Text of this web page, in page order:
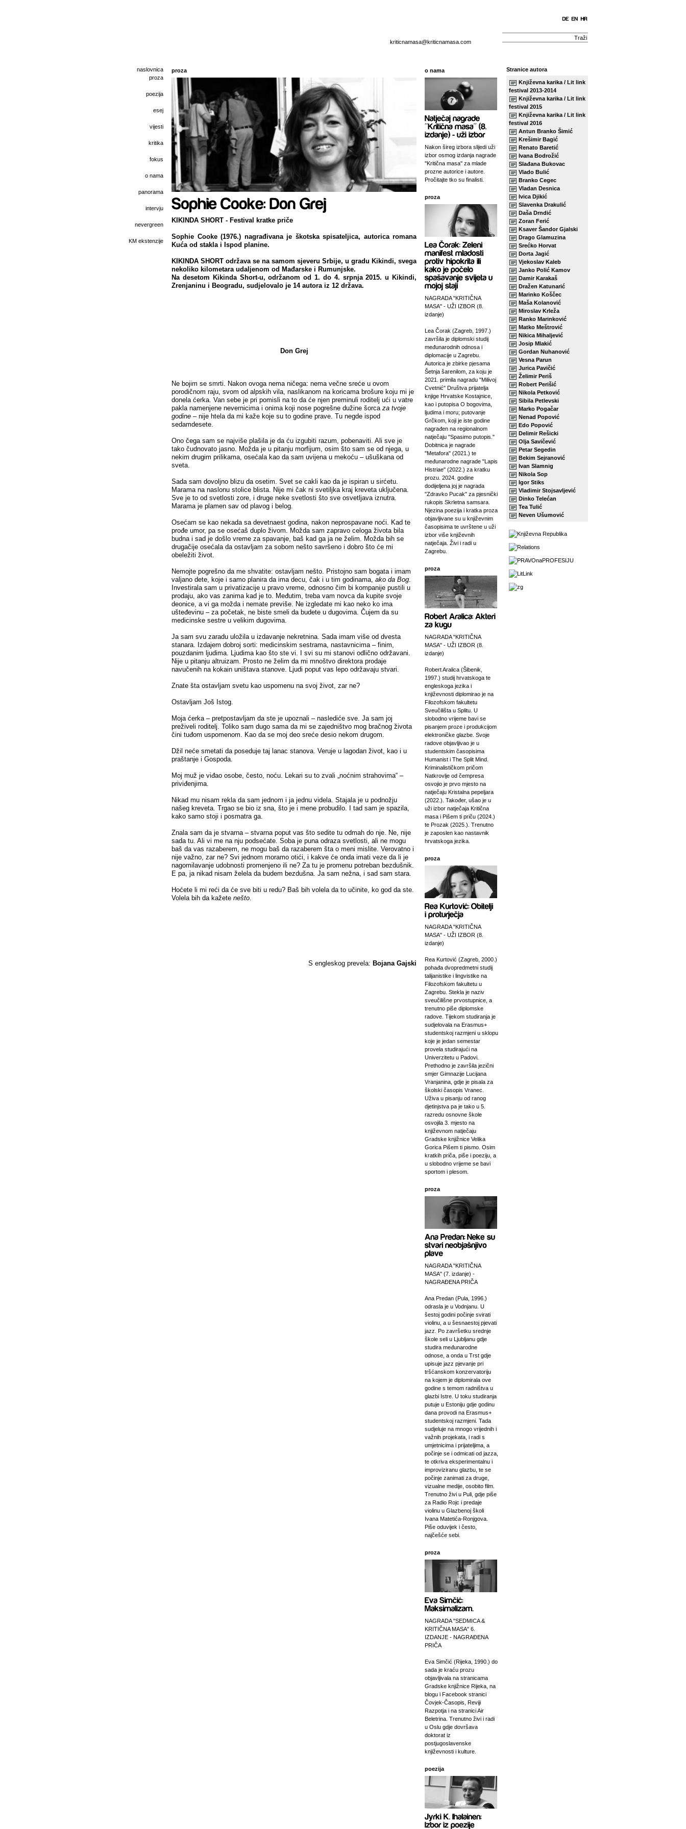
kriticnamasa@kriticnamasa.com
naslovnica
proza
poezija
esej
vijesti
kritika
fokus
o nama
panorama
intervju
nevergreen
KM ekstenzije
proza
KIKINDA SHORT - Festival kratke priče
Sophie Cooke (1976.) nagrađivana je škotska spisateljica, autorica romana
Kuća od stakla i Ispod planine.
KIKINDA SHORT održava se na samom sjeveru Srbije, u gradu Kikindi, svega
nekoliko kilometara udaljenom od Mađarske i Rumunjske.
Na desetom Kikinda Short-u, održanom od 1. do 4. srpnja 2015. u Kikindi,
Zrenjaninu i Beogradu, sudjelovalo je 14 autora iz 12 država.
Don Grej
Ne bojim se smrti. Nakon ovoga nema ničega: nema večne sreće u ovom
porodičnom raju, svom od alpskih vila, naslikanom na koricama brošure koju mi je
donela ćerka. Van sebe je pri pomisli na to da će njen preminuli roditelj ući u vatre
pakla namenjene nevernicima i onima koji nose pogrešne dužine šorca za tvoje
godine – nije htela da mi kaže koje su to godine prave. Tu negde ispod
sedamdesete.
Ono čega sam se najviše plašila je da ću izgubiti razum, pobenaviti. Ali sve je
tako čudnovato jasno. Možda je u pitanju morfijum, osim što sam se od njega, u
nekim drugim prilikama, osećala kao da sam uvijena u mekoću – ušuškana od
sveta.
Sada sam dovoljno blizu da osetim. Svet se cakli kao da je ispiran u sirćetu.
Marama na naslonu stolice blista. Nije mi čak ni svetiljka kraj kreveta uključena.
Sve je to od svetlosti zore, i druge neke svetlosti što sve osvetljava iznutra.
Marama je plamen sav od plavog i belog.
Osećam se kao nekada sa devetnaest godina, nakon neprospavane noći. Kad te
prođe umor, pa se osećaš duplo živom. Možda sam zapravo celoga života bila
budna i sad je došlo vreme za spavanje, baš kad ga ja ne želim. Možda bih se
drugačije osećala da ostavljam za sobom nešto savršeno i dobro što će mi
obeležiti život.
Nemojte pogrešno da me shvatite: ostavljam nešto. Pristojno sam bogata i imam
valjano dete, koje i samo planira da ima decu, čak i u tim godinama, ako da Bog.
Investirala sam u privatizacije u pravo vreme, odnosno čim bi kompanije pustili u
prodaju, ako vas zanima kad je to. Međutim, treba vam novca da kupite svoje
deonice, a vi ga možda i nemate previše. Ne izgledate mi kao neko ko ima
ušteđevinu – za početak, ne biste smeli da budete u dugovima. Čujem da su
medicinske sestre u velikim dugovima.
Ja sam svu zaradu uložila u izdavanje nekretnina. Sada imam više od dvesta
stanara. Izdajem dobroj sorti: medicinskim sestrama, nastavnicima – finim,
pouzdanim ljudima. Ljudima kao što ste vi. I svi su mi stanovi odlično održavani.
Nije u pitanju altruizam. Prosto ne želim da mi mnoštvo direktora prodaje
navučenih na kokain uništava stanove. Ljudi poput vas lepo održavaju stvari.
Znate šta ostavljam svetu kao uspomenu na svoj život, zar ne?
Ostavljam Još Istog.
Moja ćerka – pretpostavljam da ste je upoznali – naslediće sve. Ja sam joj
preživeli roditelj. Toliko sam dugo sama da mi se zajedništvo mog bračnog života
čini tuđom uspomenom. Kao da se moj deo sreće desio nekom drugom.
Džil neće smetati da poseduje taj lanac stanova. Veruje u lagodan život, kao i u
praštanje i Gospoda.
Moj muž je viđao osobe, često, noću. Lekari su to zvali „noćnim strahovima“ –
priviđenjima.
Nikad mu nisam rekla da sam jednom i ja jednu videla. Stajala je u podnožju
našeg kreveta. Trgao se bio iz sna, što je i mene probudilo. I tad sam je spazila,
kako samo stoji i posmatra ga.
Znala sam da je stvarna – stvarna poput vas što sedite tu odmah do nje. Ne, nije
sada tu. Ali vi me na nju podsećate. Soba je puna odraza svetlosti, ali ne mogu
baš da vas razaberem, ne mogu baš da razaberem šta o meni mislite. Verovatno i
nije važno, zar ne? Svi jednom moramo otići, i kakve će onda imati veze da li je
nagomilavanje udobnosti promenjeno ili ne? Za tu je promenu potreban bezdušnik.
E pa, ja nikad nisam želela da budem bezdušna. Ja sam nežna, i sad sam stara.
Hoćete li mi reći da će sve biti u redu? Baš bih volela da to učinite, ko god da ste.
Volela bih da kažete nešto.
S engleskog prevela: Bojana Gajski
o nama
Nakon šireg izbora slijedi uži
izbor osmog izdanja nagrade
''Kritična masa'' za mlade
prozne autorice i autore.
Pročitajte tko su finalisti.
proza
NAGRADA "KRITIČNA
MASA" - UŽI IZBOR (8.
izdanje)
Lea Čorak (Zagreb, 1997.)
završila je diplomski studij
međunarodnih odnosa i
diplomacije u Zagrebu.
Autorica je zbirke pjesama
Šetnja šarenilom, za koju je
2021. primila nagradu "Milivoj
Cvetnić" Društva prijatelja
knjige Hrvatske Kostajnice,
kao i putopisa O bogovima,
ljudima i moru; putovanje
Grčkom, koji je iste godine
nagrađen na regionalnom
natječaju "Spasimo putopis."
Dobitnica je nagrade
"Metafora" (2021.) te
međunarodne nagrade "Lapis
Histriae" (2022.) za kratku
prozu. 2024. godine
dodijeljena joj je nagrada
"Zdravko Pucak" za pjesnički
rukopis Skrletna samsara.
Njezina poezija i kratka proza
objavljivane su u književnim
časopisima te uvrštene u uži
izbor više književnih
natječaja. Živi i radi u
Zagrebu.
proza
NAGRADA "KRITIČNA
MASA" - UŽI IZBOR (8.
izdanje)
Robert Aralica (Šibenik,
1997.) studij hrvatskoga te
engleskoga jezika i
književnosti diplomirao je na
Filozofskom fakultetu
Sveučilišta u Splitu. U
slobodno vrijeme bavi se
pisanjem proze i produkcijom
elektroničke glazbe. Svoje
radove objavljivao je u
studentskim časopisima
Humanist i The Split Mind.
Kriminalističkom pričom
Natkrovlje od čempresa
osvojio je prvo mjesto na
natječaju Kristalna pepeljara
(2022.). Također, ušao je u
uži izbor natječaja Kritična
masa i Pišem ti priču (2024.)
te Prozak (2025.). Trenutno
je zaposlen kao nastavnik
hrvatskoga jezika.
proza
NAGRADA "KRITIČNA
MASA" - UŽI IZBOR (8.
izdanje)
Rea Kurtović (Zagreb, 2000.)
pohađa dvopredmetni studij
talijanistike i lingvistike na
Filozofskom fakultetu u
Zagrebu. Stekla je naziv
sveučilišne prvostupnice, a
trenutno piše diplomske
radove. Tijekom studiranja je
sudjelovala na Erasmus+
studentskoj razmjeni u sklopu
koje je jedan semestar
provela studirajući na
Univerzitetu u Padovi.
Prethodno je završila jezični
smjer Gimnazije Lucijana
Vranjanina, gdje je pisala za
školski časopis Vranec.
Uživa u pisanju od ranog
djetinjstva pa je tako u 5.
razredu osnovne škole
osvojila 3. mjesto na
književnom natječaju
Gradske knjižnice Velika
Gorica Pišem ti pismo. Osim
kratkih priča, piše i poeziju, a
u slobodno vrijeme se bavi
sportom i plesom.
proza
NAGRADA "KRITIČNA
MASA" (7. izdanje) -
NAGRAĐENA PRIČA
Ana Predan (Pula, 1996.)
odrasla je u Vodnjanu. U
šestoj godini počinje svirati
violinu, a u šesnaestoj pjevati
jazz. Po završetku srednje
škole seli u Ljubljanu gdje
studira međunarodne
odnose, a onda u Trst gdje
upisuje jazz pjevanje pri
tršćanskom konzervatoriju
na kojem je diplomirala ove
godine s temom radništva u
glazbi Istre. U toku studiranja
putuje u Estoniju gdje godinu
dana provodi na Erasmus+
studentskoj razmjeni. Tada
sudjeluje na mnogo vrijednih i
važnih projekata, i radi s
umjetnicima i prijateljima, a
počinje se i odmicati od jazza,
te otkriva eksperimentalnu i
improviziranu glazbu, te se
počinje zanimati za druge,
vizualne medije, osobito film.
Trenutno živi u Puli, gdje piše
za Radio Rojc i predaje
violinu u Glazbenoj školi
Ivana Matetića-Ronjgova.
Piše oduvijek i često,
najčešće sebi.
proza
NAGRADA "SEDMICA &
KRITIČNA MASA" 6.
IZDANJE - NAGRAĐENA
PRIČA
Eva Simčić (Rijeka, 1990.) do
sada je kraću prozu
objavljivala na stranicama
Gradske knjižnice Rijeka, na
blogu i Facebook stranici
Čovjek-Časopis, Reviji
Razpotja i na stranici Air
Beletrina. Trenutno živi i radi
u Oslu gdje dovršava
doktorat iz
postjugoslavenske
književnosti i kulture.
poezija
Stranice autora
Književna karika / Lit link
festival 2013-2014
Književna karika / Lit link
festival 2015
Književna karika / Lit link
festival 2016
Antun Branko Šimić
Krešimir Bagić
Renato Baretić
Ivana Bodrožić
Slađana Bukovac
Vlado Bulić
Branko Cegec
Vladan Desnica
Ivica Djikić
Slavenka Drakulić
Daša Drndić
Zoran Ferić
Ksaver Šandor Gjalski
Drago Glamuzina
Srećko Horvat
Dorta Jagić
Vjekoslav Kaleb
Janko Polić Kamov
Damir Karakaš
Dražen Katunarić
Marinko Koščec
Maša Kolanović
Miroslav Krleža
Ranko Marinković
Matko Meštrović
Nikica Mihaljević
Josip Mlakić
Gordan Nuhanović
Vesna Parun
Jurica Pavičić
Želimir Periš
Robert Perišić
Nikola Petković
Sibila Petlevski
Marko Pogačar
Nenad Popović
Edo Popović
Delimir Rešicki
Olja Savičević
Petar Segedin
Bekim Sejranović
Ivan Slamnig
Nikola Sop
Igor Stiks
Vladimir Stojsavljević
Dinko Telećan
Tea Tulić
Neven Ušumović